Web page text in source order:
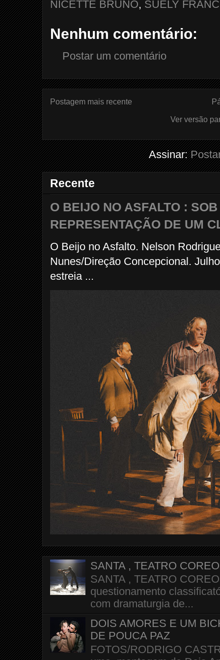
NICETTE BRUNO, SUELY
Nenhum comentário:
Postar um comentário
Postagem mais recente
Ver versão
Assinar:
Recente
O BEIJO NO ASFALTO :
REPRESENTAÇÃO DE UM
O Beijo no Asfalto. Nelson
Nunes/Direção Concepcional.
estreia ...
SANTA , TEATRO
SANTA , TEATRO
questionamento
com dramaturgia de...
DOIS AMORES E UM
DE POUCA PAZ
FOTOS/RODRIGO